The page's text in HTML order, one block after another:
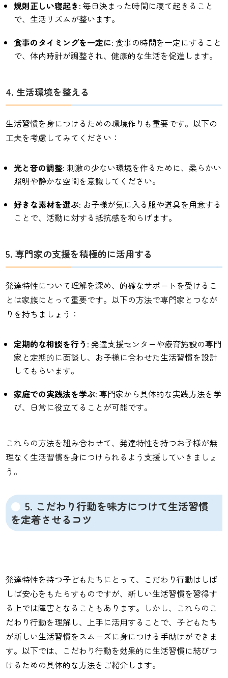
規則正しい寝起き: 毎日決まった時間に寝て起きること
で、生活リズムが整います。
食事のタイミングを一定に: 食事の時間を一定にすること
で、体内時計が調整され、健康的な生活を促進します。
4. 生活環境を整える
生活習慣を身につけるための環境作りも重要です。以下の
工夫を考慮してみてください：
光と音の調整: 刺激の少ない環境を作るために、柔らかい
照明や静かな空間を意識してください。
好きな素材を選ぶ: お子様が気に入る服や道具を用意する
ことで、活動に対する抵抗感を和らげます。
5. 専門家の支援を積極的に活用する
発達特性について理解を深め、的確なサポートを受けるこ
とは家族にとって重要です。以下の方法で専門家とつなが
りを持ちましょう：
定期的な相談を行う : 発達支援センターや療育施設の専門
家と定期的に面談し、お子様に合わせた生活習慣を設計
してもらいます。
家庭での実践法を学ぶ: 専門家から具体的な実践方法を学
び、日常に役立てることが可能です。
これらの方法を組み合わせて、発達特性を持つお子様が無
理なく生活習慣を身につけられるよう支援していきましょ
う。
5. こだわり行動を味方につけて生活習慣
を定着させるコツ
発達特性を持つ子どもたちにとって、こだわり行動はしば
しば安心をもたらすものですが、新しい生活習慣を習得す
る上では障害となることもあります。しかし、これらのこ
だわり行動を理解し、上手に活用することで、子どもたち
が新しい生活習慣をスムーズに身につける手助けができま
す。以下では、こだわり行動を効果的に生活習慣に結びつ
けるための具体的な方法をご紹介します。